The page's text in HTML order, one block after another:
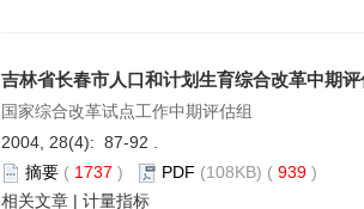
吉林省长春市人口和计划生育综合改革中期
国家综合改革试点工作中期评估组
2004, 28(4): 87-92 .
摘要 ( 1737 ) PDF (108KB) ( 939 )
相关文章 | 计量指标